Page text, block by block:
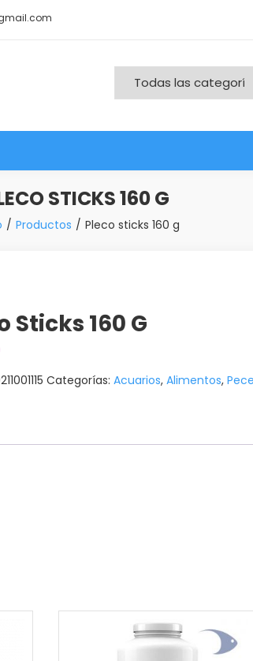
STICKS 160 G
Productos Pleco sticks 160 g
Sticks 160 G
Categorías: Acuarios, Alimentos,